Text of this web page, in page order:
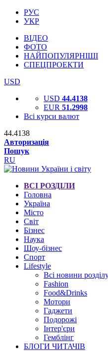
РУС
УКР
ВІДЕО
ФОТО
НАЙПОПУЛЯРНІШІ
СПЕЦПРОЕКТИ
USD
USD 44.4138
EUR 51.2998
Всі курси валют
44.4138
Авторизація
Пошук
RU
ВСІ РОЗДІЛИ
Головна
Україна
Місто
Світ
Бізнес
Наука
Шоу-бізнес
Спорт
Lifestyle
Всі новини
Fashion
Food&Drinks
Мотори
Гаджети
Подорожі
Інтер'єри
Гемблінг
БЛОГИ ЧИТАЧІВ